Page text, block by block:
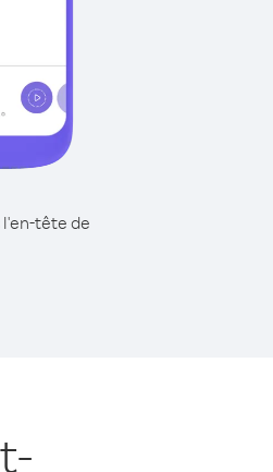
l'en-tête de